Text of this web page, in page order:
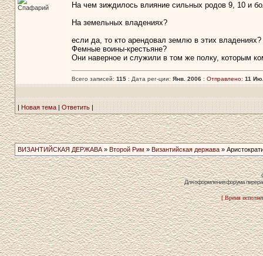
Спафарий
На чем зиждилось влияние сильных родов 9, 10 и
На земельных владениях?
если да, то кто арендовал землю в этих владениях?
Фемные воины-крестьяне?
Они наверное и служили в том же полку, которым
Всего записей: 115: Дата рег-ции: Янв. 2006: Отправлено: 11
| Новая тема|Ответить|
ВИЗАНТИЙСКАЯ ДЕРЖАВА» Второй Рим » Византийская держава»
Для оформления форума
[ Время